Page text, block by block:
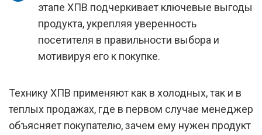
этапе ХПВ подчеркивает ключевые выгоды
продукта, укрепляя уверенность
посетителя в правильности выбора и
мотивируя его к покупке.
Технику ХПВ применяют как в холодных, так и в
теплых продажах, где в первом случае менеджер
объясняет покупателю, зачем ему нужен продукт